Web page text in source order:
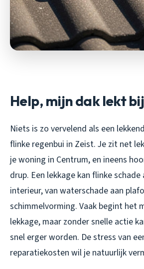
Help, mijn dak lekt
Niets is zo vervelend als een
flinke regenbui in Zeist. Je zit net
je woning in Centrum, en ineens
drup. Een lekkage kan flinke
interieur, van waterschade aan
schimmelvorming. Vaak begint het
lekkage, maar zonder snelle actie
snel erger worden. De stress van
reparatiekosten wil je natuurlijk